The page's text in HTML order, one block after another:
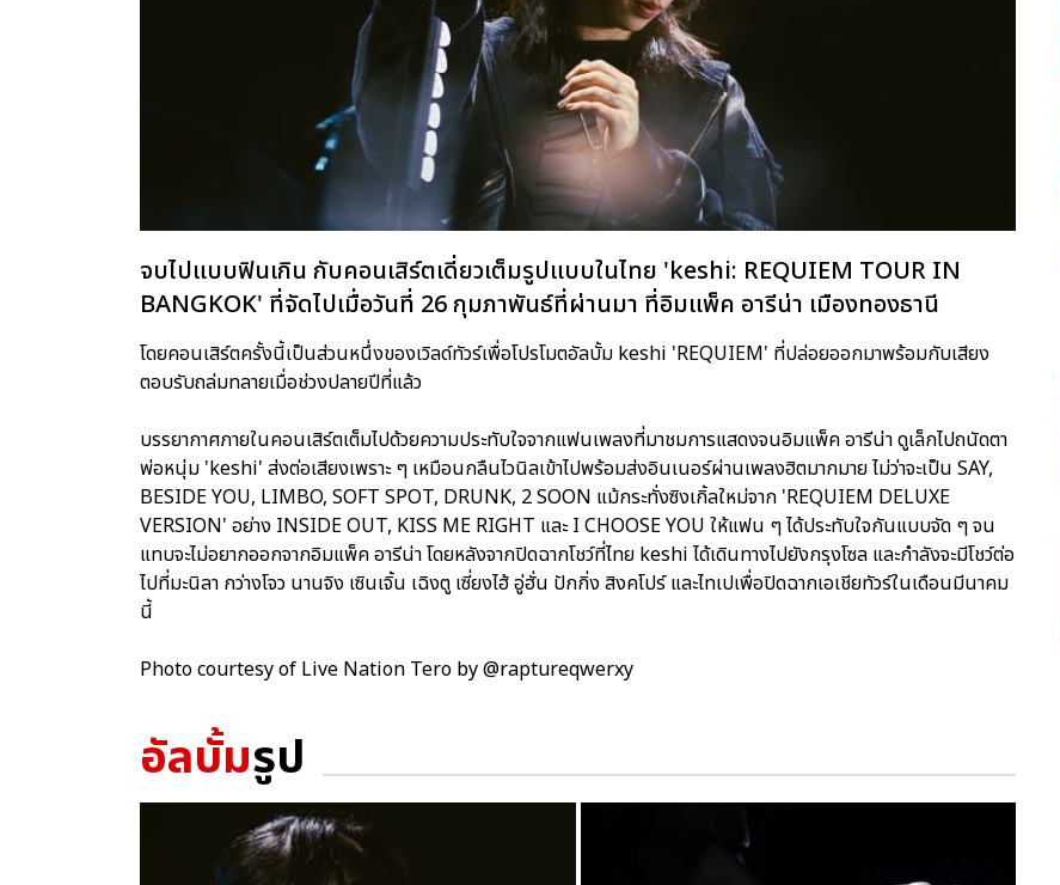
จบไปแบบฟินเกิน กับคอนเสิร์ตเดี่ยวเต็มรูปแบบในไทย 'keshi: REQUIEM TOUR IN
BANGKOK' ที่จัดไปเมื่อวันที่ 26 กุมภาพันธ์ที่ผ่านมา ที่อิมแพ็ค อารีน่า เมืองทองธานี
โดยคอนเสิร์ตครั้งนี้เป็นส่วนหนึ่งของเวิลด์ทัวร์เพื่อโปรโมตอัลบั้ม keshi 'REQUIEM' ที่ปล่อยออกมาพร้อมกับเสียง
ตอบรับถล่มทลายเมื่อช่วงปลายปีที่แล้ว
บรรยากาศภายในคอนเสิร์ตเต็มไปด้วยความประทับใจจากแฟนเพลงที่มาชมการแสดงจนอิมแพ็ค อารีน่า ดูเล็กไปถนัดตา
พ่อหนุ่ม 'keshi' ส่งต่อเสียงเพราะ ๆ เหมือนกลืนไวนิลเข้าไปพร้อมส่งอินเนอร์ผ่านเพลงฮิตมากมาย ไม่ว่าจะเป็น SAY,
BESIDE YOU, LIMBO, SOFT SPOT, DRUNK, 2 SOON แม้กระทั่งซิงเกิ้ลใหม่จาก 'REQUIEM DELUXE
VERSION' อย่าง INSIDE OUT, KISS ME RIGHT และ I CHOOSE YOU ให้แฟน ๆ ได้ประทับใจกันแบบจัด ๆ จน
แทบจะไม่อยากออกจากอิมแพ็ค อารีน่า โดยหลังจากปิดฉากโชว์ที่ไทย keshi ได้เดินทางไปยังกรุงโซล และกำลังจะมีโชว์ต่อ
ไปที่มะนิลา กว่างโจว นานจิง เซินเจิ้น เฉิงตู เซี่ยงไฮ้ อู่ฮั่น ปักกิ่ง สิงคโปร์ และไทเปเพื่อปิดฉากเอเชียทัวร์ในเดือนมีนาคม
นี้
Photo courtesy of Live Nation Tero by @raptureqwerxy
อัลบั้มรูป